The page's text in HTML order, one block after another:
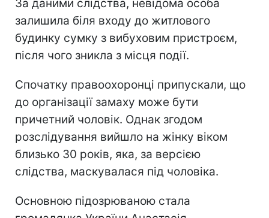
За даними слідства, невідома особа
залишила біля входу до житлового
будинку сумку з вибуховим пристроєм,
після чого зникла з місця події.
Спочатку правоохоронці припускали, що
до організації замаху може бути
причетний чоловік. Однак згодом
розслідування вийшло на жінку віком
близько 30 років, яка, за версією
слідства, маскувалася під чоловіка.
Основною підозрюваною стала